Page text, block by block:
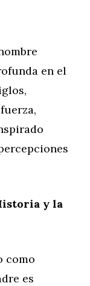
en el
y la
como
es